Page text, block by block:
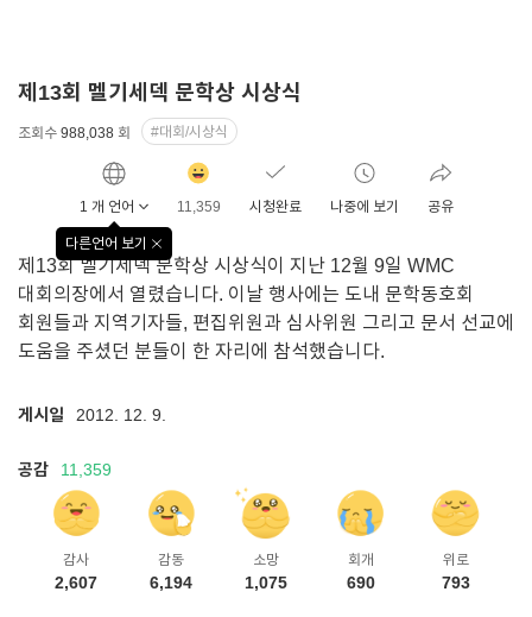
제13회 멜기세덱 문학상 시상식
조회수 988,038 회 #대회/시상식
1 개 언어
다른언어 보기
창
닫기
11,359
시청완료 나중에 보기 공유
제13회 멜기세덱 문학상 시상식이 지난 12월 9일 WMC
대회의장에서 열렸습니다. 이날 행사에는 도내 문학동호회
회원들과 지역기자들, 편집위원과 심사위원 그리고 문서 선교에
도움을 주셨던 분들이 한 자리에 참석했습니다.
게시일 2012. 12. 9.
공감 11,359
감사
2,607
감동
6,194
소망
1,075
회개
690
위로
793